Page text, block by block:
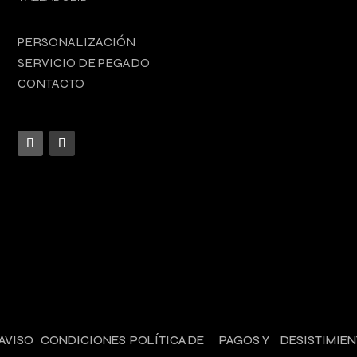
PERSONALIZACIÓN
SERVICIO DE PEGADO
CONTACTO
CONDICIONES POLÍTICA DE
PAGOS Y